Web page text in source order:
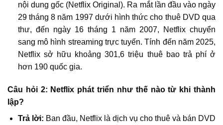
nội dung gốc (Netflix Original). Ra mắt lần đầu vào ngày
29 tháng 8 năm 1997 dưới hình thức cho thuê DVD qua
thư, đến ngày 16 tháng 1 năm 2007, Netflix chuyển
sang mô hình streaming trực tuyến. Tính đến năm 2025,
Netflix sở hữu khoảng 301,6 triệu thuê bao trả phí ở
hơn 190 quốc gia.
Câu hỏi 2: Netflix phát triển như thế nào từ khi thành
lập?
Trả lời: Ban đầu, Netflix là dịch vụ cho thuê và bán DVD